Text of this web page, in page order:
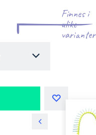
Finnes i
ulike
varianter